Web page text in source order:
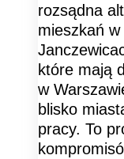
rozsądna
mieszkań w
które mają
w
blisko
pracy. To